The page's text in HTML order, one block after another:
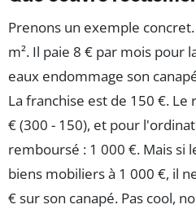
Prenons un exemple
m². Il paie 8 € par mois pour
eaux endommage son
La franchise est de 150 €.
€ (300 - 150), et pour
remboursé : 1 000 €. Mais
biens mobiliers à 1 000 €, il
€ sur son canapé. Pas cool,